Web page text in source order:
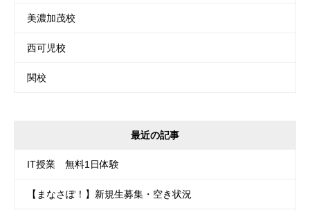
美濃加茂校
西可児校
関校
最近の記事
IT授業 無料1日体験
【まなさぽ！】新規生募集・空き状況